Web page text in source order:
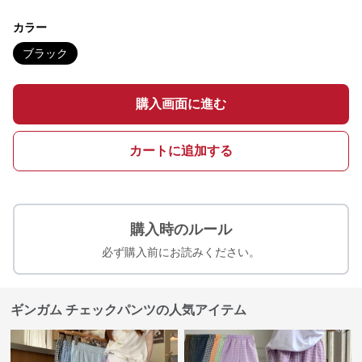
カラー
ブラック
購入画面に進む
カートに追加する
購入時のルール
必ず購入前にお読みください。
ギンガム チェックパンツの人気アイテム